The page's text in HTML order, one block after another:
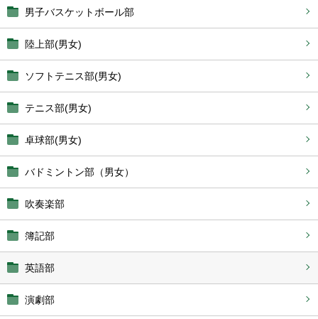
男子バスケットボール部
陸上部(男女)
ソフトテニス部(男女)
テニス部(男女)
卓球部(男女)
バドミントン部（男女）
吹奏楽部
簿記部
英語部
演劇部